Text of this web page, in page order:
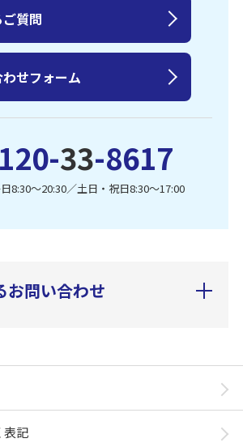
33-8617
8:30〜20:30／土日・祝日8:30〜17:00
質問
せフォーム
お問い合わせ
表記